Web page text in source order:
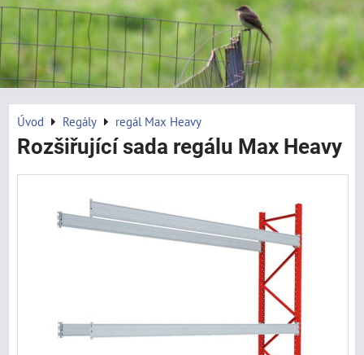
Úvod Regály regál Max Heavy
Rozšiřující sada regálu Max Heavy